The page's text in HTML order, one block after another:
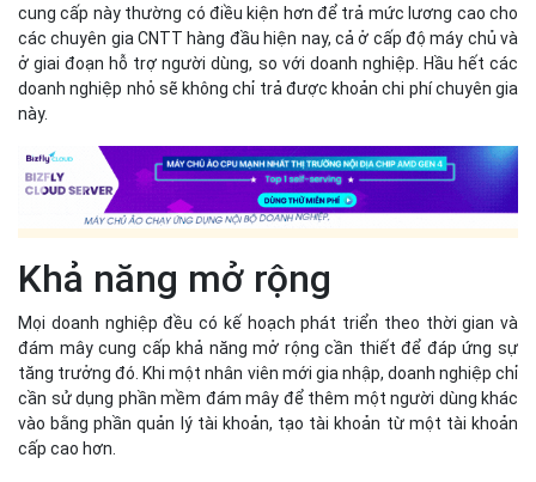
cung cấp này thường có điều kiện hơn để trả mức lương cao cho
các chuyên gia CNTT hàng đầu hiện nay, cả ở cấp độ máy chủ và
ở giai đoạn hỗ trợ người dùng, so với doanh nghiệp. Hầu hết các
doanh nghiệp nhỏ sẽ không chỉ trả được khoản chi phí chuyên gia
này.
Khả năng mở rộng
Mọi doanh nghiệp đều có kế hoạch phát triển theo thời gian và
đám mây cung cấp khả năng mở rộng cần thiết để đáp ứng sự
tăng trưởng đó. Khi một nhân viên mới gia nhập, doanh nghiệp chỉ
cần sử dụng phần mềm đám mây để thêm một người dùng khác
vào bằng phần quản lý tài khoản, tạo tài khoản từ một tài khoản
cấp cao hơn.